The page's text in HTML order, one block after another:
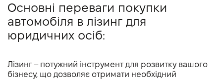
Основні переваги покупки
автомобіля в лізинг для
юридичних осіб:
Лізинг – потужний інструмент для розвитку вашого
бізнесу, що дозволяє отримати необхідний